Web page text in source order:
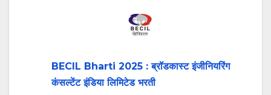
BECIL Bharti 2025 : ब्रॉडकास्ट इंजीनियरिंग
कंसल्टेंट इंडिया लिमिटेड भरती